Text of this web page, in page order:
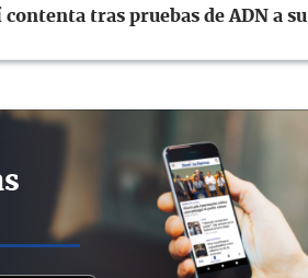
tras pruebas de ADN a su